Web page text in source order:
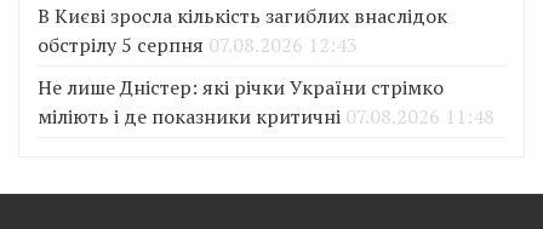
В Києві зросла кількість загиблих внаслідок
обстрілу 5 серпня 07.08.2026 12:43
Не лише Дністер: які річки України стрімко
міліють і де показники критичні 07.08.2026 11:48